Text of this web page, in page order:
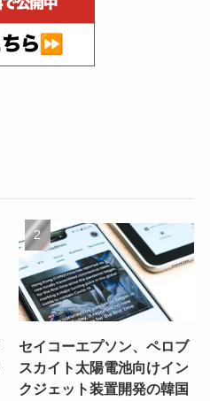
セイコーエプソン、ペロブ
スカイト太陽電池向けイン
クジェット装置開発の韓国